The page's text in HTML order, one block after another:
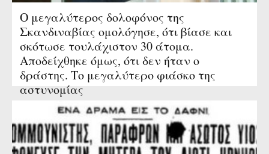
Ο μεγαλύτερος δολοφόνος της
Σκανδιναβίας ομολόγησε, ότι βίασε και
σκότωσε τουλάχιστον 30 άτομα.
Αποδείχθηκε όμως, ότι δεν ήταν ο
δράστης. Το μεγαλύτερο φιάσκο της
αστυνομίας